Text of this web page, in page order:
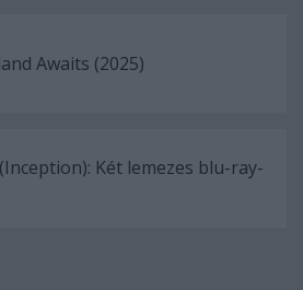
Awaits (2025)
Két lemezes blu-ray-